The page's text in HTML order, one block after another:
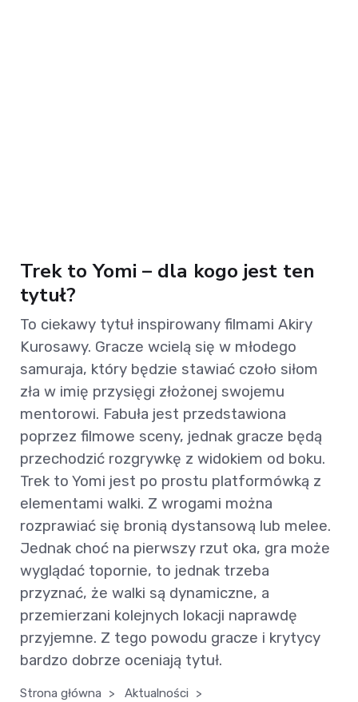
Trek to Yomi – dla kogo jest ten
tytuł?
To ciekawy tytuł inspirowany filmami Akiry
Kurosawy. Gracze wcielą się w młodego
samuraja, który będzie stawiać czoło siłom
zła w imię przysięgi złożonej swojemu
mentorowi. Fabuła jest przedstawiona
poprzez filmowe sceny, jednak gracze będą
przechodzić rozgrywkę z widokiem od boku.
Trek to Yomi jest po prostu platformówką z
elementami walki. Z wrogami można
rozprawiać się bronią dystansową lub melee.
Jednak choć na pierwszy rzut oka, gra może
wyglądać topornie, to jednak trzeba
przyznać, że walki są dynamiczne, a
przemierzani kolejnych lokacji naprawdę
przyjemne. Z tego powodu gracze i krytycy
bardzo dobrze oceniają tytuł.
Strona główna > Aktualności >